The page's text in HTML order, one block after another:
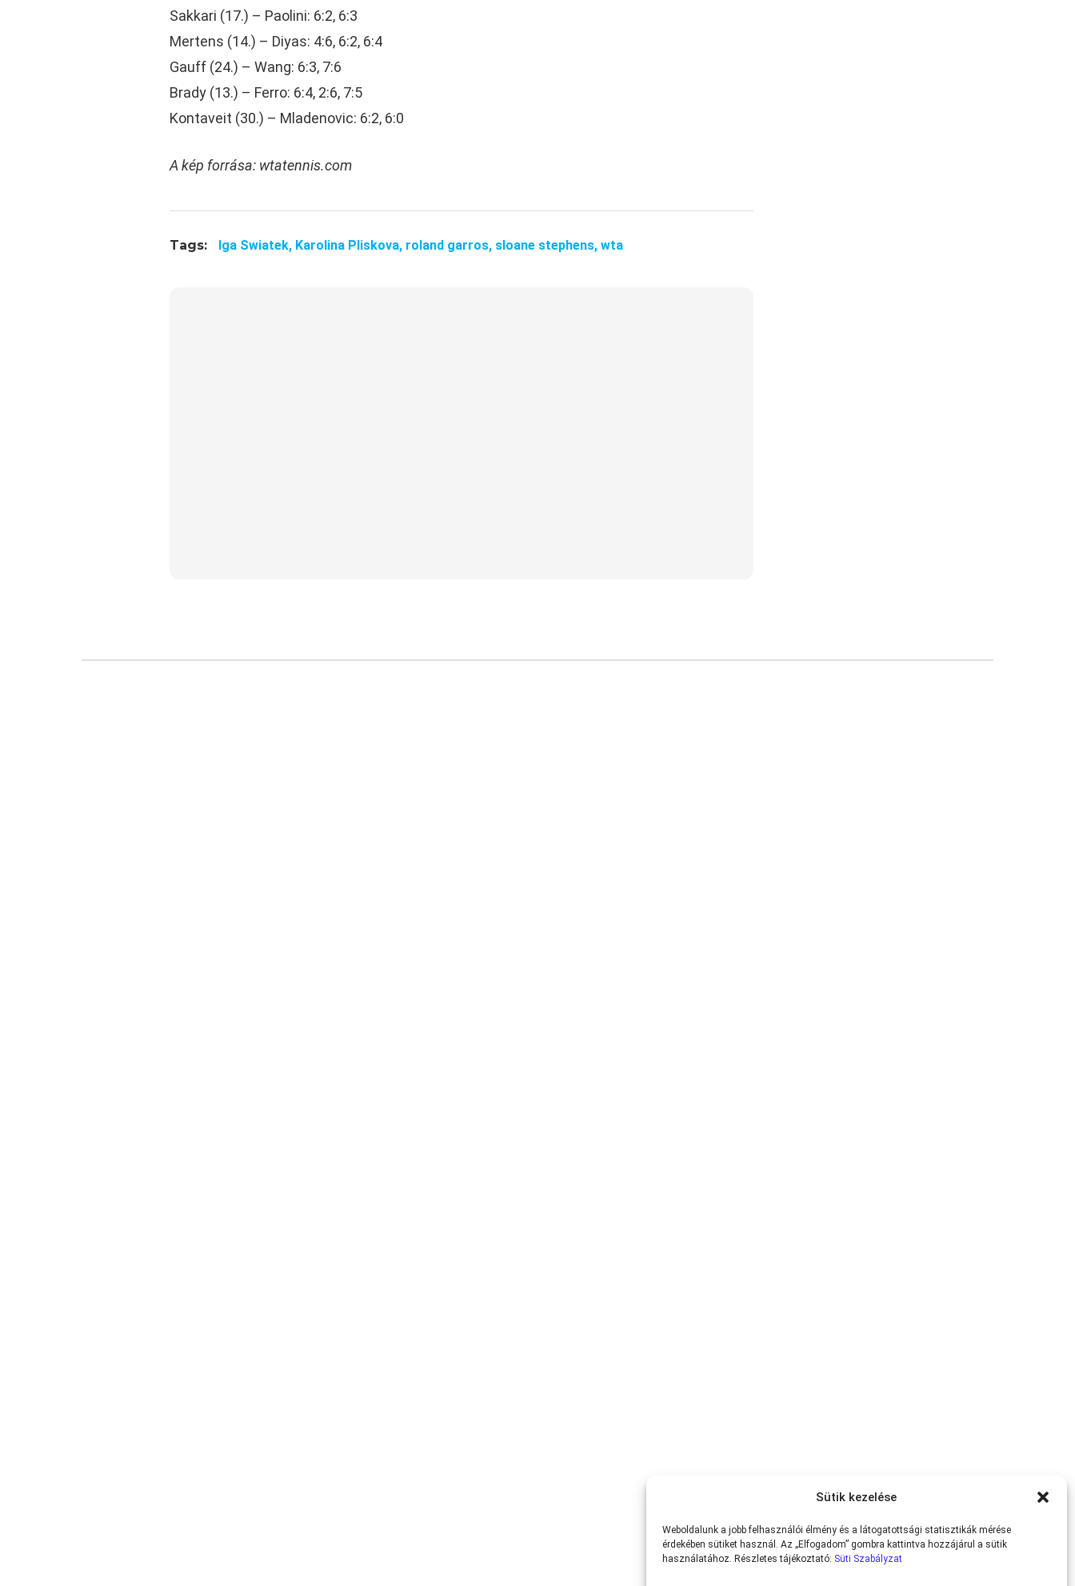
Sütik kezelése
Weboldalunk a jobb felhasználói élmény és a látogatottsági statisztikák mérése
érdekében sütiket használ. Az „Elfogadom” gombra kattintva hozzájárul a sütik
használatához. Részletes tájékoztató: Süti Szabályzat
Sakkari (17.) – Paolini: 6:2, 6:3
Mertens (14.) – Diyas: 4:6, 6:2, 6:4
Gauff (24.) – Wang: 6:3, 7:6
Brady (13.) – Ferro: 6:4, 2:6, 7:5
Kontaveit (30.) – Mladenovic: 6:2, 6:0
A kép forrása: wtatennis.com
Tags: Iga Swiatek, Karolina Pliskova, roland garros, sloane stephens, wta